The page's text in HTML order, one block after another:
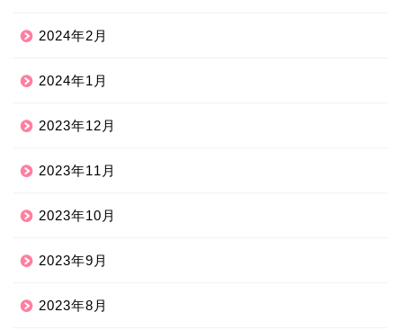
2024年2月
2024年1月
2023年12月
2023年11月
2023年10月
2023年9月
2023年8月